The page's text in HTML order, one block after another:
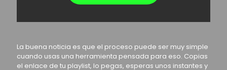
La buena noticia es que el proceso puede ser muy simple
cuando usas una herramienta pensada para eso. Copias
el enlace de tu playlist, lo pegas, esperas unos instantes y